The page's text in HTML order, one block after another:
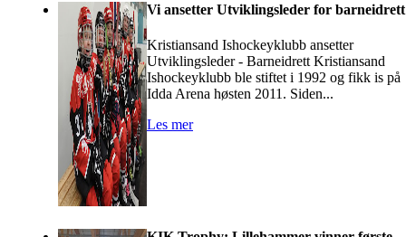
Vi ansetter Utviklingsleder for barneidrett
Kristiansand Ishockeyklubb ansetter
Utviklingsleder - Barneidrett Kristiansand
Ishockeyklubb ble stiftet i 1992 og fikk is på
Idda Arena høsten 2011. Siden...
Les mer